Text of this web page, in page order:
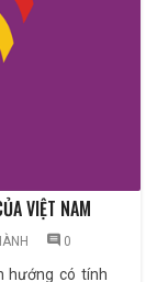
VIỆT NAM
0
hướng có tính